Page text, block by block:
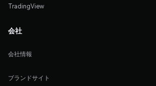
TradingView
会社
会社情報
ブランドサイト